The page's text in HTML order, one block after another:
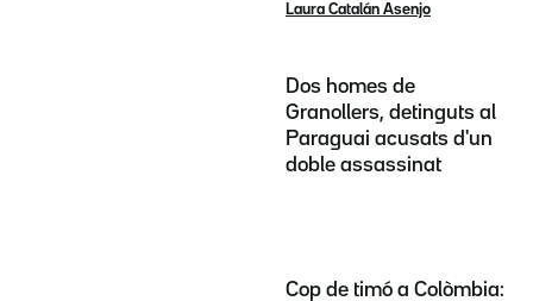
Laura Catalán Asenjo
Dos homes de
Granollers, detinguts al
Paraguai acusats d'un
doble assassinat
Cop de timó a Colòmbia: